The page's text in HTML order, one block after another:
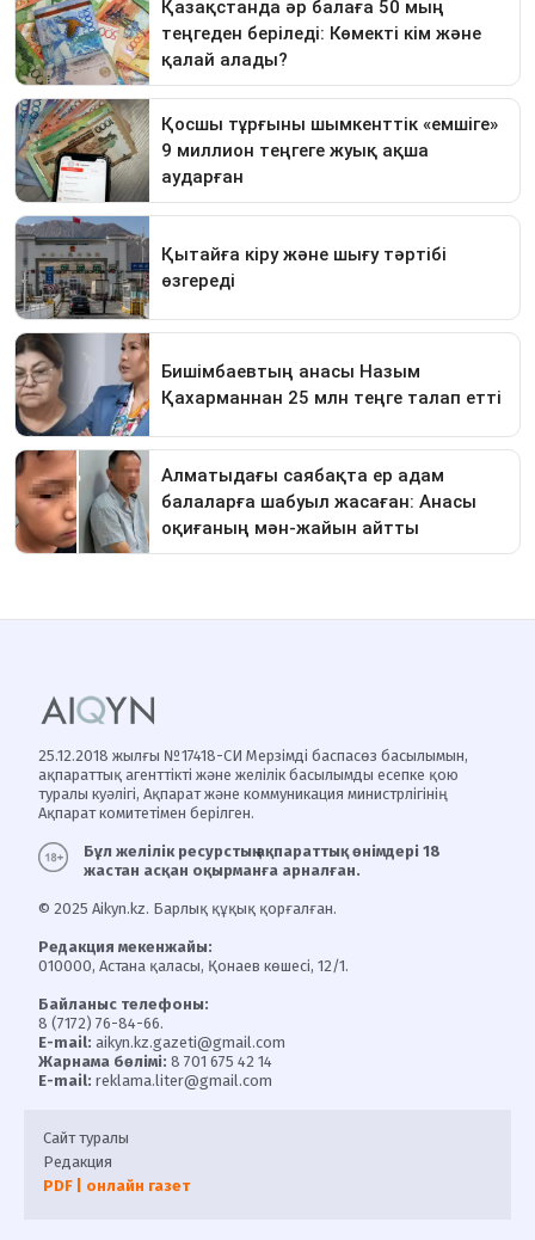
25.12.2018 жылғы №17418-СИ Мерзімді баспасөз басылымын,
ақпараттық агенттікті және желілік басылымды есепке қою
туралы куәлігі, Ақпарат және коммуникация министрлігінің
Ақпарат комитетімен берілген.
Бұл желілік ресурстың ақпараттық өнімдері 18
жастан асқан оқырманға арналған.
© 2025 Aikyn.kz. Барлық құқық қорғалған.
Редакция мекенжайы:
010000, Астана қаласы, Қонаев көшесі, 12/1.
Байланыс телефоны:
8 (7172) 76-84-66.
E-mail: aikyn.kz.gazeti@gmail.com
Жарнама бөлімі: 8 701 675 42 14
E-mail: reklama.liter@gmail.com
Сайт туралы
Редакция
PDF | онлайн газет